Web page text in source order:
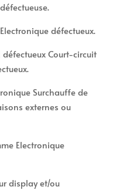
défectueux.
défectueux Court-circuit
Surchauffe de
externes ou
Electronique
display et/ou